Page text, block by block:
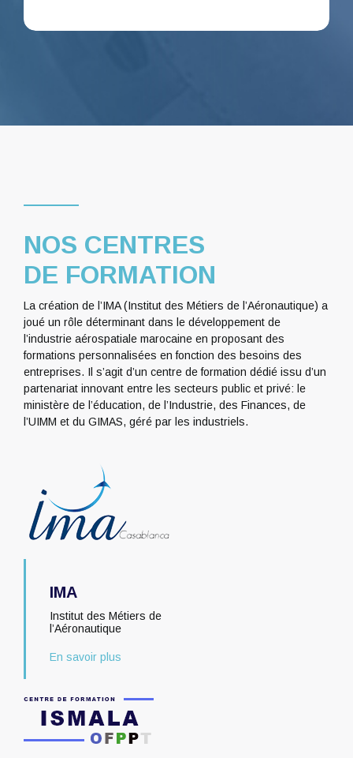
NOS CENTRES
DE FORMATION
La création de l’IMA (Institut des Métiers de l’Aéronautique) a
joué un rôle déterminant dans le développement de
l’industrie aérospatiale marocaine en proposant des
formations personnalisées en fonction des besoins des
entreprises. Il s’agit d’un centre de formation dédié issu d’un
partenariat innovant entre les secteurs public et privé: le
ministère de l’éducation, de l’Industrie, des Finances, de
l’UIMM et du GIMAS, géré par les industriels.
IMA
Institut des Métiers de
l’Aéronautique
En savoir plus